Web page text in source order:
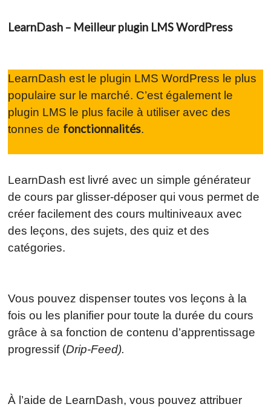
LearnDash – Meilleur plugin LMS WordPress
LearnDash est le plugin LMS WordPress le plus
populaire sur le marché. C’est également le
plugin LMS le plus facile à utiliser avec des
tonnes de fonctionnalités.
LearnDash est livré avec un simple générateur
de cours par glisser-déposer qui vous permet de
créer facilement des cours multiniveaux avec
des leçons, des sujets, des quiz et des
catégories.
Vous pouvez dispenser toutes vos leçons à la
fois ou les planifier pour toute la durée du cours
grâce à sa fonction de contenu d’apprentissage
progressif (Drip-Feed).
À l’aide de LearnDash, vous pouvez attribuer